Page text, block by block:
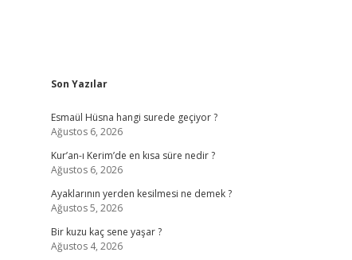
Sidebar
Son Yazılar
Esmaül Hüsna hangi surede geçiyor ?
Ağustos 6, 2026
Kur’an-ı Kerim’de en kısa süre nedir ?
Ağustos 6, 2026
Ayaklarının yerden kesilmesi ne demek ?
Ağustos 5, 2026
Bir kuzu kaç sene yaşar ?
Ağustos 4, 2026
ilbet yeni giriş